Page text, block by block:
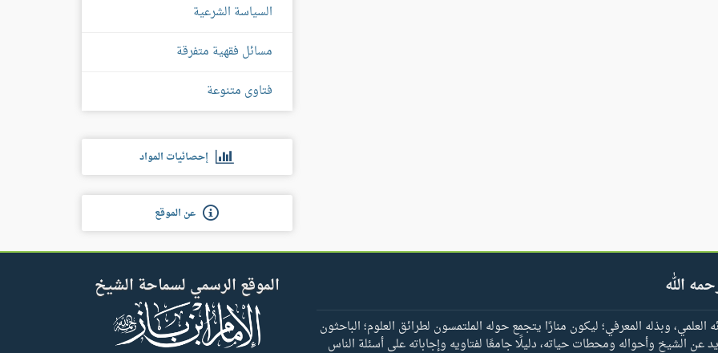
السياسة الشرعية
مسائل فقهية متفرقة
فتاوى متنوعة
إحصائيات المواد
عن الموقع
الله
وبذله المعرفي؛ ليكون منارًا يتجمع حوله الملتمسون لطرائق العلوم؛ الباحثون
عن الشيخ وأحواله ومحطات حياته، دليلًا جامعًا لفتاويه وإجاباته على أسئلة الناس
الموقع الرسمي لسماحة الشيخ